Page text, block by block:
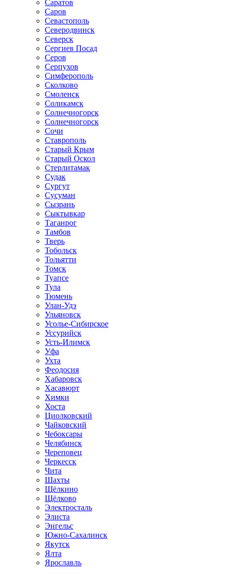
Саратов
Саров
Севастополь
Северодвинск
Северск
Сергиев Посад
Серов
Серпухов
Симферополь
Сколково
Смоленск
Соликамск
Солнечногорск
Солнечногорск
Сочи
Ставрополь
Старый Крым
Старый Оскол
Стерлитамак
Судак
Сургут
Сусуман
Сызрань
Сыктывкар
Таганрог
Тамбов
Тверь
Тобольск
Тольятти
Томск
Туапсе
Тула
Тюмень
Улан-Удэ
Ульяновск
Усолье-Сибирское
Уссурийск
Усть-Илимск
Уфа
Ухта
Феодосия
Хабаровск
Хасавюрт
Химки
Хоста
Циолковский
Чайковский
Чебоксары
Челябинск
Череповец
Черкесск
Чита
Шахты
Щёлкино
Щёлково
Электросталь
Элиста
Энгельс
Южно-Сахалинск
Якутск
Ялта
Ярославль